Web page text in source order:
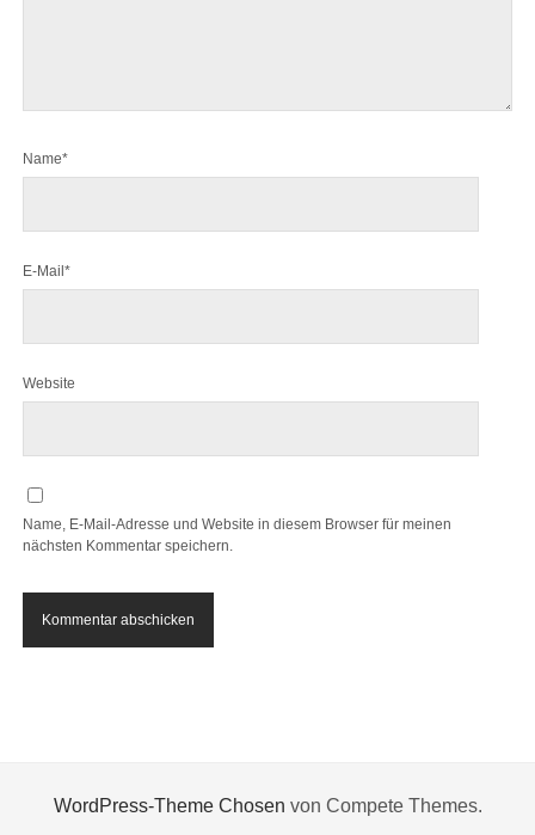
Name*
E-Mail*
Website
Name, E-Mail-Adresse und Website in diesem Browser für meinen
nächsten Kommentar speichern.
WordPress-Theme Chosen von Compete Themes.